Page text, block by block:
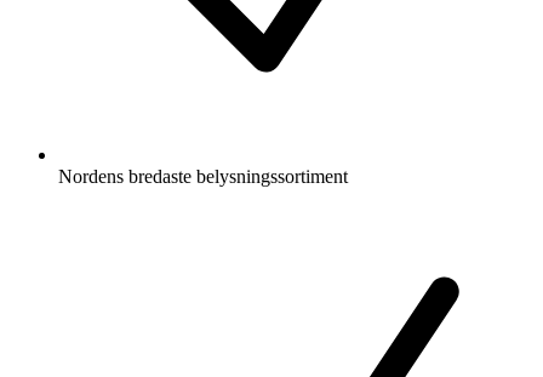
Nordens bredaste belysningssortiment